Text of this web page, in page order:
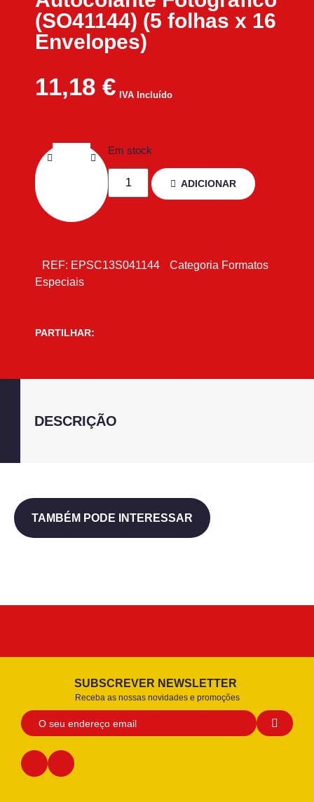
(SO41144) (5 folhas x 16
Envelopes)
11,18 € IVA Incluído
Em stock
ADICIONAR
REF: EPSC13S041144 Categoria Formatos
Especiais
PARTILHAR:
DESCRIÇÃO
TAMBÉM PODE INTERESSAR
SUBSCREVER NEWSLETTER
Receba as nossas novidades e promoções